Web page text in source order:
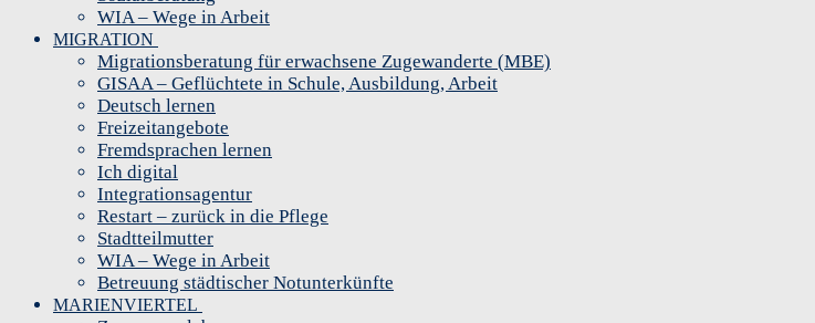
WIA – Wege in Arbeit
MIGRATION
Migrationsberatung für erwachsene Zugewanderte (MBE)
GISAA – Geflüchtete in Schule, Ausbildung, Arbeit
Deutsch lernen
Freizeitangebote
Fremdsprachen lernen
Ich digital
Integrationsagentur
Restart – zurück in die Pflege
Stadtteilmutter
WIA – Wege in Arbeit
Betreuung städtischer Notunterkünfte
MARIENVIERTEL